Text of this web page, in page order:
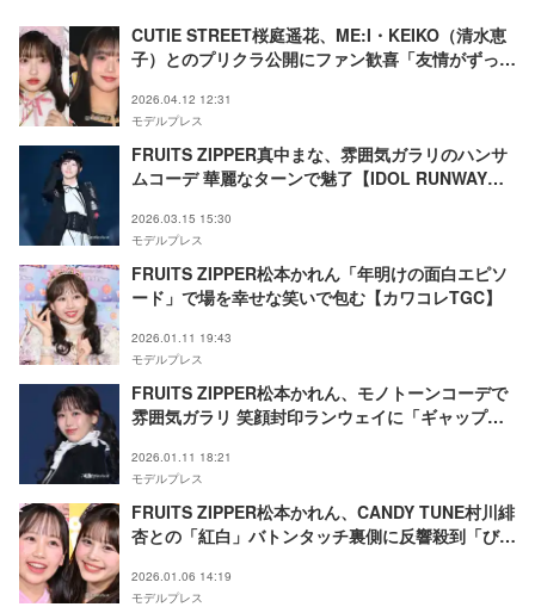
CUTIE STREET桜庭遥花、ME:I・KEIKO（清水恵
子）とのプリクラ公開にファン歓喜「友情がずっと
2026.04.12 12:31
モデルプレス
FRUITS ZIPPER真中まな、雰囲気ガラリのハンサ
ムコーデ 華麗なターンで魅了【IDOL RUNWAY
2026.03.15 15:30
モデルプレス
FRUITS ZIPPER松本かれん「年明けの面白エピソ
ード」で場を幸せな笑いで包む【カワコレTGC】
2026.01.11 19:43
モデルプレス
FRUITS ZIPPER松本かれん、モノトーンコーデで
雰囲気ガラリ 笑顔封印ランウェイに「ギャップが
2026.01.11 18:21
モデルプレス
FRUITS ZIPPER松本かれん、CANDY TUNE村川緋
杏との「紅白」バトンタッチ裏側に反響殺到「びび
2026.01.06 14:19
モデルプレス